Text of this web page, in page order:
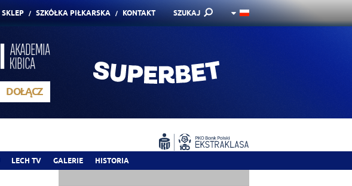
SKLEP SZKÓŁKA PIŁKARSKA KONTAKT SZUKAJ
DOŁĄCZ
LECH TV GALERIE HISTORIA